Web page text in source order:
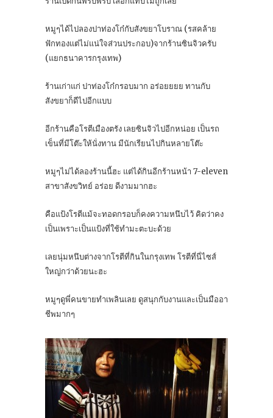
หมูๆได้ไปลองปาท่องโก๋กับสังขยาโบราณ (รสคล้าย
ฟักทองแต่ไม่แน่ใจส่วนประกอบ)จากร้านซินจิวครับ
(แยกธนาคารกรุงเทพ)
ร้านเก่าแก่ ปาท่องโก๋กรอบมาก อร่อยยยย ทานกับ
สังขยาก็ดีไปอีกแบบ
อีกร้านคือโรตีเมืองตรัง เลยซินจิวไปอีกหน่อย เป็นรถ
เข็นที่มีโต๊ะให้นั่งทาน มีนักเรียนไปกินหลายโต๊ะ
หมูๆไม่ได้ลองร้านนี้ฮะ แต่ได้กินอีกร้านหน้า 7-eleven
สาขาสังขวิทย์ อร่อย ดีงามมากฮะ
คือแป้งโรตีแม้จะทอดกรอบก็คงความหนึบไว้ คิดว่าคง
เป็นเพราะเป็นแป้งที่ใช้ทำมะตะบะด้วย
เลยนุ่มหนึบต่างจากโรตีที่กินในกรุงเทพ โรตีที่นี่ไซส์
ใหญ่กว่าด้วยนะฮะ
หมูๆดูพี่คนขายทำเพลินเลย ดูสนุกกับงานและเป็นมืออา
ชีพมากๆ